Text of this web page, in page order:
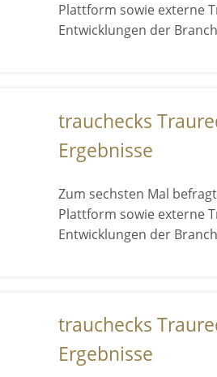
Plattform sowie externe
Entwicklungen der
trauchecks
Ergebnisse
Zum sechsten Mal
Plattform sowie externe
Entwicklungen der
trauchecks
Ergebnisse